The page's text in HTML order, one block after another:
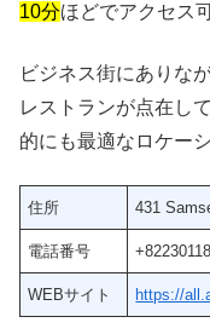
10分ほどでアクセス
ビジネス街にありな
レストランが点在し
的にも最適なロケー
住所 431
電話番号
WEBサイト https://